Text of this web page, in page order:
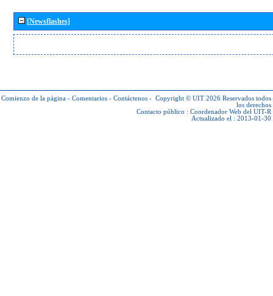
[Newsflashes]
Comienzo de la página - Comentarios - Contáctenos - Copyright © UIT 2026 Reservados todos
los derechos
Contacto público : Coordenador Web del UIT-R
Actualizado el : 2013-01-30